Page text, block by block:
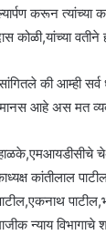
करून
कोळी,यांच्या
की आम्ही सर्व
आहे अस मत
कांतीलाल
न्याय